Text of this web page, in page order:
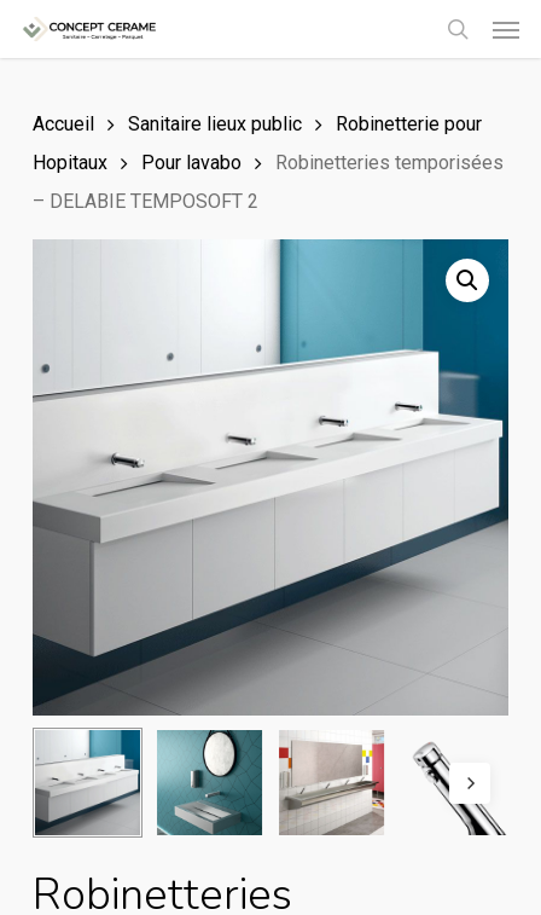
Skip
to
content
search
Accueil Sanitaire lieux public
Robinetterie pour
Hopitaux
Pour lavabo
Robinetteries temporisées
– DELABIE TEMPOSOFT 2
Robinetteries